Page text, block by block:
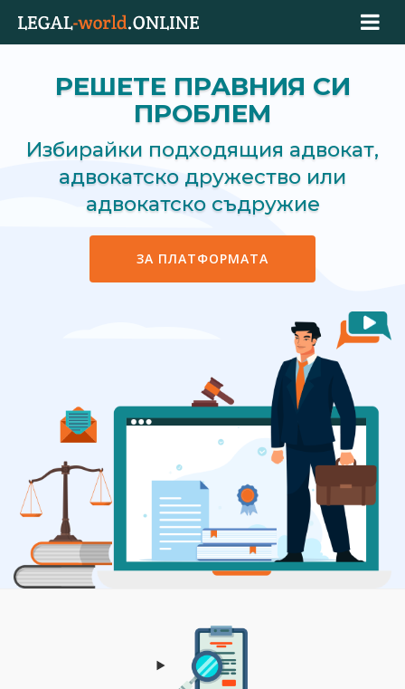
РЕШЕТЕ ПРАВНИЯ СИ
ПРОБЛЕМ
Избирайки подходящия адвокат,
адвокатско дружество или
адвокатско съдружие
ЗА ПЛАТФОРМАТА